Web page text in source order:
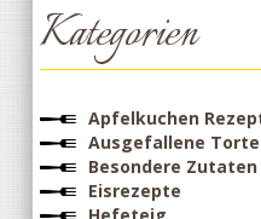
Kategorien
Apfelkuchen
Ausgefallene
Besondere Zutaten
Eisrezepte